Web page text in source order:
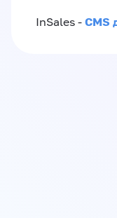
InSales - CMS